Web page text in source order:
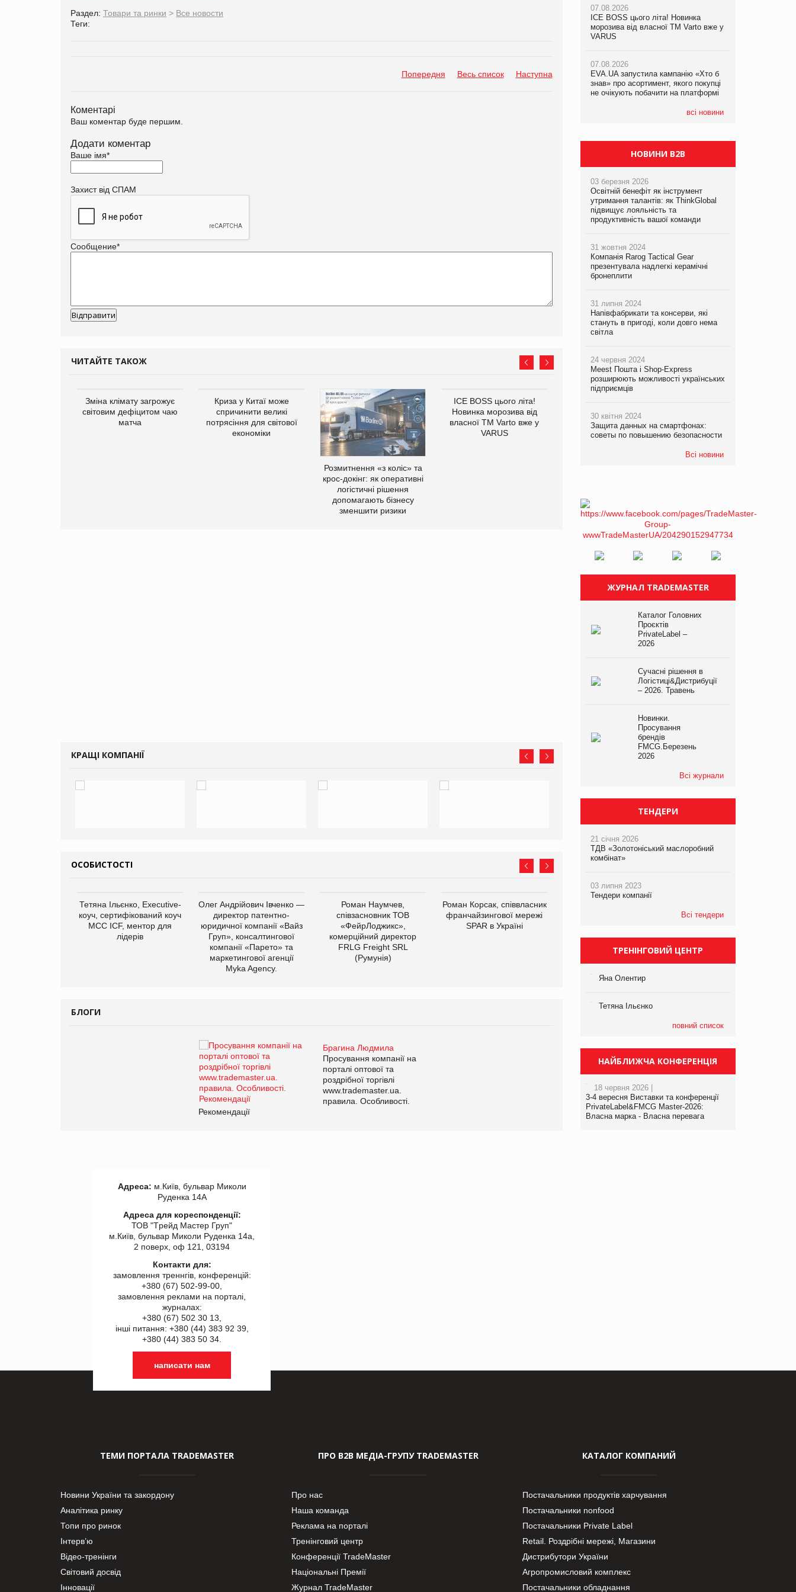
Раздел: Товари та ринки > Все новости
Теги:
Попередня Весь список Наступна
Коментарі
Ваш коментар буде першим.
Додати коментар
Ваше імя*
Захист від СПАМ
Сообщение*
ЧИТАЙТЕ ТАКОЖ
Зміна клімату загрожує
світовим дефіцитом чаю
матча
Криза у Китаї може
спричинити великі
потрясіння для світової
економіки
Розмитнення «з коліс» та
крос-докінг: як оперативні
логістичні рішення
допомагають бізнесу
зменшити ризики
ICE BOSS цього літа!
Новинка морозива від
власної ТМ Varto вже у
VARUS
кампанію «Хто б знав» про
асортимент, якого покупці
не очікують побачити на
КРАЩІ КОМПАНІЇ
ОСОБИСТОСТІ
Тетяна Ільєнко, Executive-
коуч, сертифікований коуч
МСС ICF, ментор для
лідерів
Олег Андрійович Івченко —
директор патентно-
юридичної компанії «Вайз
Груп», консалтингової
компанії «Парето» та
маркетингової агенції
Myka Agency.
Роман Наумчев,
співзасновник ТОВ
«ФейрЛоджикс»,
комерційний директор
FRLG Freight SRL
(Румунія)
Роман Корсак, співвласник
франчайзингової мережі
SPAR в Україні
виробництва
компанії «УкраМарин»
БЛОГИ
Брагина Людмила
Просування компанії на
порталі оптової та
роздрібної торгівлі
www.trademaster.ua.
правила. Особливості.
Рекомендації
Брагина Людмила
Просування компанії на
www.trademaster.ua.
правила. Особливості.
07.08.2026
ICE BOSS цього літа! Новинка
морозива від власної ТМ Varto вже у
VARUS
07.08.2026
EVA.UA запустила кампанію «Хто б
знав» про асортимент, якого покупці
не очікують побачити на платформі
всі новини
07.08.2026
ICE BOSS цього літа! Новинка
морозива від власної ТМ Varto вже у
VARUS
07.08.2026
EVA.UA запустила кампанію «Хто б
знав» про асортимент, якого покупці
не очікують побачити на платформі
07.08.2026
Франція заборонила рекламні дзвінки
НОВИНИ B2B
03 березня 2026
Освітній бенефіт як інструмент
утримання талантів: як ThinkGlobal
підвищує лояльність та
продуктивність вашої команди
31 жовтня 2024
Компанія Rarog Tactical Gear
презентувала надлегкі керамічні
бронеплити
31 липня 2024
Напівфабрикати та консерви, які
стануть в пригоді, коли довго нема
світла
24 червня 2024
Meest Пошта і Shop-Express
розширюють можливості українських
підприємців
30 квітня 2024
Защита данных на смартфонах:
советы по повышению безопасности
Всі новини
ЖУРНАЛ TRADEMASTER
Каталог Головних
Проєктів
PrivateLabel –
2026
Сучасні рішення в
Логістиці&Дистрибуції
– 2026. Травень
Новинки.
Просування
брендів
FMCG.Березень
2026
Всі журнали
ТЕНДЕРИ
21 січня 2026
ТДВ «Золотоніський маслоробний
комбінат»
03 липня 2023
Тендери компанії
Всі тендери
ТРЕНІНГОВИЙ ЦЕНТР
Яна Олентир
Тетяна Ільєнко
повний список
НАЙБЛИЖЧА КОНФЕРЕНЦІЯ
18 червня 2026 |
3-4 вересня Виставки та конференції
PrivateLabel&FMCG Master-2026:
Власна марка - Власна перевага
Адреса: м.Київ, бульвар Миколи
Руденка 14А
Адреса для кореспонденції:
ТОВ "Tрейд Мастер Груп"
м.Київ, бульвар Миколи Руденка 14а,
2 поверх, оф 121, 03194
Контакти для:
замовлення треннгів, конференцій:
+380 (67) 502-99-00,
замовлення реклами на порталі,
журналах:
+380 (67) 502 30 13,
інші питання: +380 (44) 383 92 39,
+380 (44) 383 50 34.
написати нам
ТЕМИ ПОРТАЛА TRADEMASTER
Новини України та закордону
Аналітика ринку
Топи про ринок
Інтерв’ю
Відео-тренінги
Світовий досвід
Інновації
ПРО В2В МЕДІА-ГРУПУ TRADEMASTER
Про нас
Наша команда
Реклама на порталі
Тренінговий центр
Конференції TradeMaster
Національні Премії
Журнал TradeMaster
КАТАЛОГ КОМПАНИЙ
Постачальники продуктів харчування
Постачальники nonfood
Постачальники Private Label
Retail. Роздрібні мережі, Магазини
Дистрибутори України
Агропромисловий комплекс
Постачальники обладнання